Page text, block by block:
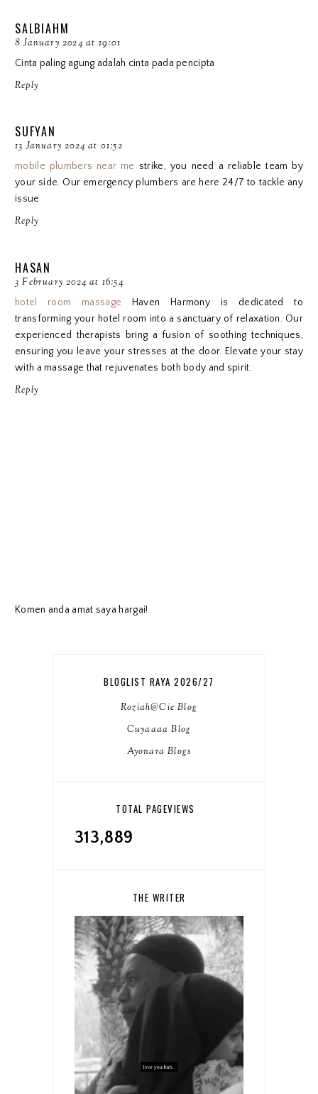
SALBIAHM
8 January 2024 at 19:01
Cinta paling agung adalah cinta pada pencipta
Reply
SUFYAN
13 January 2024 at 01:52
mobile plumbers near me strike, you need a reliable team by
your side. Our emergency plumbers are here 24/7 to tackle any
issue
Reply
HASAN
3 February 2024 at 16:54
hotel room massage Haven Harmony is dedicated to
transforming your hotel room into a sanctuary of relaxation. Our
experienced therapists bring a fusion of soothing techniques,
ensuring you leave your stresses at the door. Elevate your stay
with a massage that rejuvenates both body and spirit.
Reply
Komen anda amat saya hargai!
BLOGLIST RAYA 2026/27
Roziah@Cie Blog
Cuyaaaa Blog
Ayonara Blogs
TOTAL PAGEVIEWS
313,889
THE WRITER